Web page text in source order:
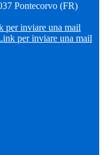
Pontecorvo (FR)
per inviare una mail
per inviare una mail